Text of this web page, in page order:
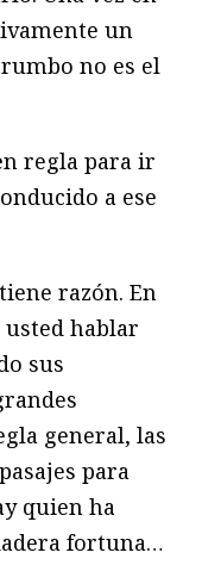
un
no es el
regla para ir
a ese
razón. En
hablar
sus
general, las
para
quien ha
fortuna…